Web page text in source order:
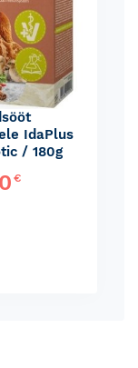
IdaPlus
/ 180g
€